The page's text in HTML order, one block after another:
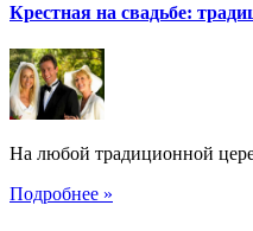
Крестная на свадьбе:
На любой традиционной
Подробнее »